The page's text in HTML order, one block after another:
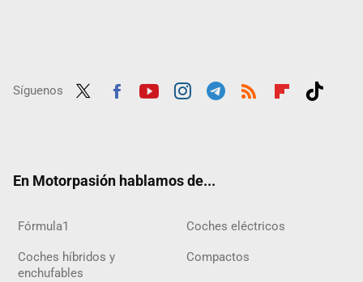
Síguenos
En Motorpasión hablamos de...
Fórmula1 Coches eléctricos
Coches híbridos y
enchufables
Compactos